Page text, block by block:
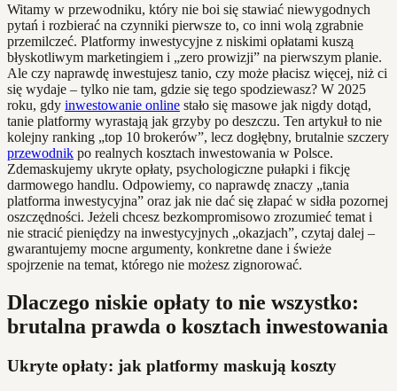
Witamy w przewodniku, który nie boi się stawiać niewygodnych
pytań i rozbierać na czynniki pierwsze to, co inni wolą zgrabnie
przemilczeć. Platformy inwestycyjne z niskimi opłatami kuszą
błyskotliwym marketingiem i „zero prowizji” na pierwszym planie.
Ale czy naprawdę inwestujesz tanio, czy może płacisz więcej, niż ci
się wydaje – tylko nie tam, gdzie się tego spodziewasz? W 2025
roku, gdy inwestowanie online stało się masowe jak nigdy dotąd,
tanie platformy wyrastają jak grzyby po deszczu. Ten artykuł to nie
kolejny ranking „top 10 brokerów”, lecz dogłębny, brutalnie szczery
przewodnik po realnych kosztach inwestowania w Polsce.
Zdemaskujemy ukryte opłaty, psychologiczne pułapki i fikcję
darmowego handlu. Odpowiemy, co naprawdę znaczy „tania
platforma inwestycyjna” oraz jak nie dać się złapać w sidła pozornej
oszczędności. Jeżeli chcesz bezkompromisowo zrozumieć temat i
nie stracić pieniędzy na inwestycyjnych „okazjach”, czytaj dalej –
gwarantujemy mocne argumenty, konkretne dane i świeże
spojrzenie na temat, którego nie możesz zignorować.
Dlaczego niskie opłaty to nie wszystko:
brutalna prawda o kosztach inwestowania
Ukryte opłaty: jak platformy maskują koszty